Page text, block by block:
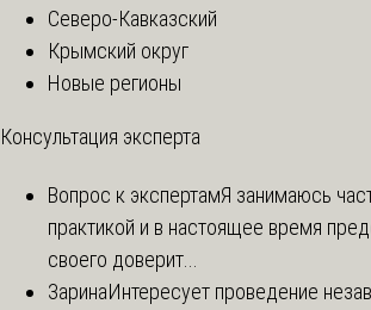
Северо-Кавказский
Крымский округ
Новые регионы
Консультация эксперта
Вопрос к экспертамЯ занимаюсь
практикой и в настоящее время
своего доверит...
ЗаринаИнтересует проведение